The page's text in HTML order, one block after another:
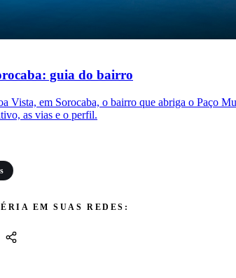
guia do bairro
Vista, em Sorocaba, o bairro que abriga o Paço
as vias e o perfil.
EM SUAS REDES: